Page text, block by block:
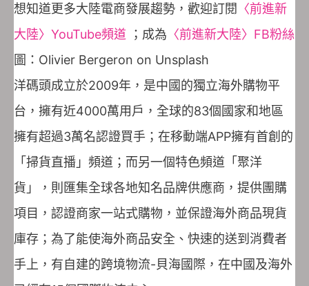
想知道更多大陸電商發展趨勢，歡迎訂閱 〈前進新
大陸〉YouTube頻道 ；成為 〈前進新大陸〉FB粉絲
圖：Olivier Bergeron on Unsplash
洋碼頭成立於2009年，是中國的獨立海外購物平
台，擁有近4000萬用戶，全球的83個國家和地區
擁有超過3萬名認證買手；在移動端APP擁有首創的
「掃貨直播」頻道；而另一個特色頻道「聚洋
貨」，則匯集全球各地知名品牌供應商，提供團購
項目，認證商家一站式購物，並保證海外商品現貨
庫存；為了能使海外商品安全、快速的送到消費者
手上，有自建的跨境物流-貝海國際，在中國及海外